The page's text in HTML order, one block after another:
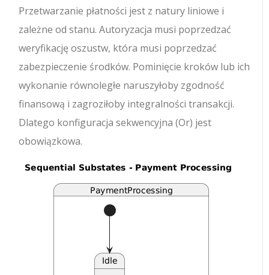
Przetwarzanie płatności jest z natury liniowe i
zależne od stanu. Autoryzacja musi poprzedzać
weryfikację oszustw, która musi poprzedzać
zabezpieczenie środków. Pominięcie kroków lub ich
wykonanie równoległe naruszyłoby zgodność
finansową i zagroziłoby integralności transakcji.
Dlatego konfiguracja sekwencyjna (Or) jest
obowiązkowa.